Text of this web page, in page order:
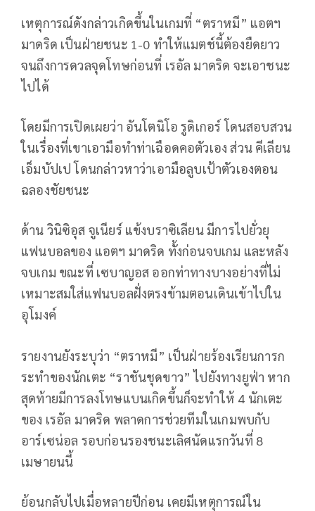
เหตุการณ์ดังกล่าวเกิดขึ้นในเกมที่ “ตราหมี” แอตฯ
มาดริด เป็นฝ่ายชนะ 1-0 ทำให้แมตช์นี้ต้องยืดยาว
จนถึงการดวลจุดโทษก่อนที่ เรอัล มาดริด จะเอาชนะ
ไปได้
โดยมีการเปิดเผยว่า อันโตนิโอ รูดิเกอร์ โดนสอบสวน
ในเรื่องที่เขาเอามือทำท่าเฉือดคอตัวเอง ส่วน คีเลียน
เอ็มบัปเป โดนกล่าวหาว่าเอามือลูบเป้าตัวเองตอน
ฉลองชัยชนะ
ด้าน วินิซิอุส จูเนียร์ แข้งบราซิเลียน มีการไปยั่วยุ
แฟนบอลของ แอตฯ มาดริด ทั้งก่อนจบเกม และหลัง
จบเกม ขณะที่ เซบาญอส ออกท่าทางบางอย่างที่ไม่
เหมาะสมใส่แฟนบอลฝั่งตรงข้ามตอนเดินเข้าไปใน
อุโมงค์
รายงานยังระบุว่า “ตราหมี” เป็นฝ่ายร้องเรียนการก
ระทำของนักเตะ “ราชันชุดขาว” ไปยังทางยูฟ่า หาก
สุดท้ายมีการลงโทษแบนเกิดขึ้นก็จะทำให้ 4 นักเตะ
ของ เรอัล มาดริด พลาดการช่วยทีมในเกมพบกับ
อาร์เซน่อล รอบก่อนรองชนะเลิศนัดแรกวันที่ 8
เมษายนนี้
ย้อนกลับไปเมื่อหลายปีก่อน เคยมีเหตุการณ์ใน